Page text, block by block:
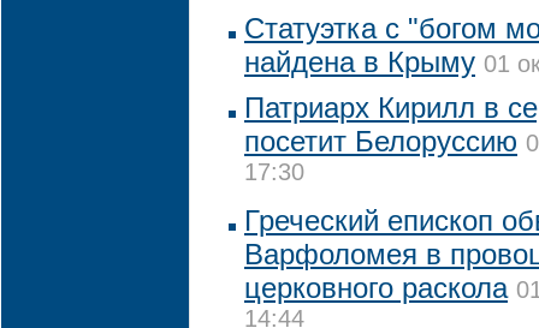
Статуэтка с "богом
найдена в Крыму 01
Патриарх Кирилл в
посетит Белоруссию
17:30
Греческий епископ
Варфоломея в
церковного раскола
14:44